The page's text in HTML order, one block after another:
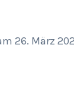
26. März